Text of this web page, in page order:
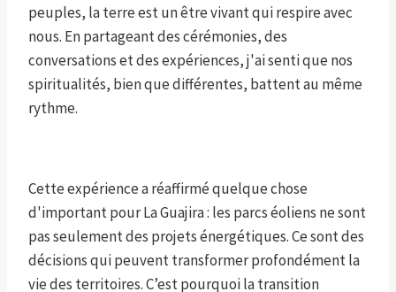
peuples, la terre est un être vivant qui respire avec
nous. En partageant des cérémonies, des
conversations et des expériences, j'ai senti que nos
spiritualités, bien que différentes, battent au même
rythme.
Cette expérience a réaffirmé quelque chose
d'important pour La Guajira : les parcs éoliens ne sont
pas seulement des projets énergétiques. Ce sont des
décisions qui peuvent transformer profondément la
vie des territoires. C’est pourquoi la transition